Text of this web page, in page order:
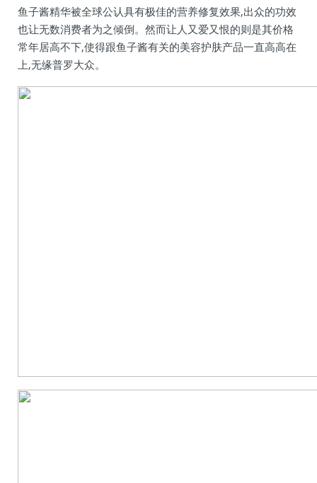
鱼子酱精华被全球公认具有极佳的营养修复效果,出众的功效
也让无数消费者为之倾倒。然而让人又爱又恨的则是其价格
常年居高不下,使得跟鱼子酱有关的美容护肤产品一直高高在
上,无缘普罗大众。